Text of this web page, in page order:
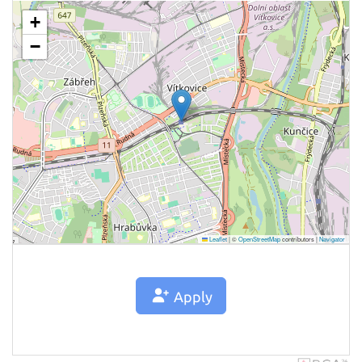
+
−
Leaflet|©OpenStreetMapcontributors |Navigator
Apply